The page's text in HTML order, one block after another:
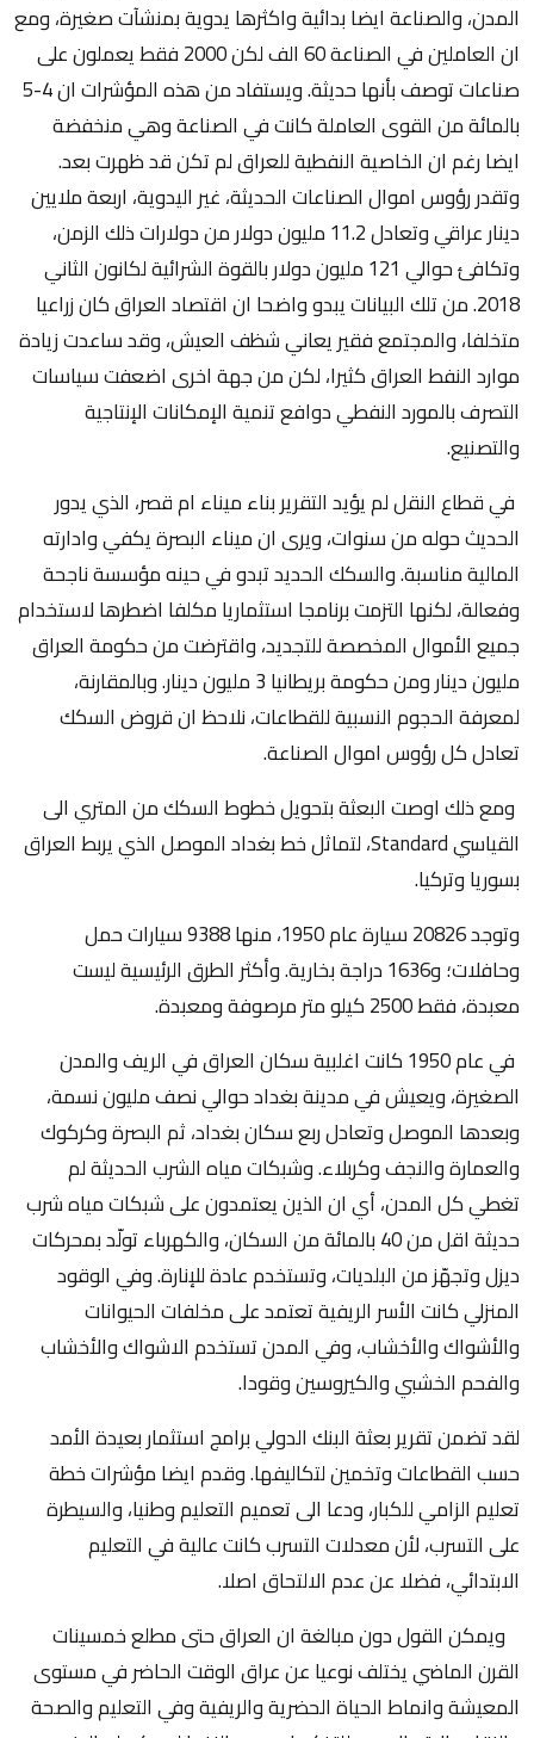
المدن، والصناعة ايضا بدائية واكثرها يدوية بمنشآت صغيرة، ومع
ان العاملين في الصناعة 60 الف لكن 2000 فقط يعملون على
صناعات توصف بأنها حديثة. ويستفاد من هذه المؤشرات ان 4-5
بالمائة من القوى العاملة كانت في الصناعة وهي منخفضة
ايضا رغم ان الخاصية النفطية للعراق لم تكن قد ظهرت بعد.
وتقدر رؤوس اموال الصناعات الحديثة، غير اليدوية، اربعة ملايين
دينار عراقي وتعادل 11.2 مليون دولار من دولارات ذلك الزمن،
وتكافئ حوالي 121 مليون دولار بالقوة الشرائية لكانون الثاني
2018. من تلك البيانات يبدو واضحا ان اقتصاد العراق كان زراعيا
متخلفا، والمجتمع فقير يعاني شظف العيش، وقد ساعدت زيادة
موارد النفط العراق كثيرا، لكن من جهة اخرى اضعفت سياسات
التصرف بالمورد النفطي دوافع تنمية الإمكانات الإنتاجية
والتصنيع.
في قطاع النقل لم يؤيد التقرير بناء ميناء ام قصر، الذي يدور
الحديث حوله من سنوات، ويرى ان ميناء البصرة يكفي وادارته
المالية مناسبة. والسكك الحديد تبدو في حينه مؤسسة ناجحة
وفعالة، لكنها التزمت برنامجا استثماريا مكلفا اضطرها لاستخدام
جميع الأموال المخصصة للتجديد، واقترضت من حكومة العراق
مليون دينار ومن حكومة بريطانيا 3 مليون دينار. وبالمقارنة،
لمعرفة الحجوم النسبية للقطاعات، نلاحظ ان قروض السكك
تعادل كل رؤوس اموال الصناعة.
ومع ذلك اوصت البعثة بتحويل خطوط السكك من المتري الى
القياسي Standard، لتماثل خط بغداد الموصل الذي يربط العراق
بسوريا وتركيا.
وتوجد 20826 سيارة عام 1950، منها 9388 سيارات حمل
وحافلات؛ و1636 دراجة بخارية. وأكثر الطرق الرئيسية ليست
معبدة، فقط 2500 كيلو متر مرصوفة ومعبدة.
في عام 1950 كانت اغلبية سكان العراق في الريف والمدن
الصغيرة، ويعيش في مدينة بغداد حوالي نصف مليون نسمة،
وبعدها الموصل وتعادل ربع سكان بغداد، ثم البصرة وكركوك
والعمارة والنجف وكربلاء. وشبكات مياه الشرب الحديثة لم
تغطي كل المدن، أي ان الذين يعتمدون على شبكات مياه شرب
حديثة اقل من 40 بالمائة من السكان، والكهرباء تولّد بمحركات
ديزل وتجهّز من البلديات، وتستخدم عادة للإنارة. وفي الوقود
المنزلي كانت الأسر الريفية تعتمد على مخلفات الحيوانات
والأشواك والأخشاب، وفي المدن تستخدم الاشواك والأخشاب
والفحم الخشبي والكيروسين وقودا.
لقد تضمن تقرير بعثة البنك الدولي برامج استثمار بعيدة الأمد
حسب القطاعات وتخمين لتكاليفها. وقدم ايضا مؤشرات خطة
تعليم الزامي للكبار، ودعا الى تعميم التعليم وطنيا، والسيطرة
على التسرب، لأن معدلات التسرب كانت عالية في التعليم
الابتدائي، فضلا عن عدم الالتحاق اصلا.
ويمكن القول دون مبالغة ان العراق حتى مطلع خمسينات
القرن الماضي يختلف نوعيا عن عراق الوقت الحاضر في مستوى
المعيشة وانماط الحياة الحضرية والريفية وفي التعليم والصحة